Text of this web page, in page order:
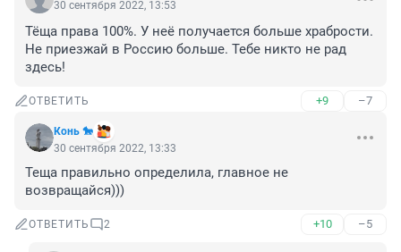
30 сентября 2022, 13:53
Тёща права 100%. У неё получается больше храбрости.
Не приезжай в Россию больше. Тебе никто не рад
здесь!
ОТВЕТИТЬ +9 –7
Конь 🐎
30 сентября 2022, 13:33
Теща правильно определила, главное не
возвращайся)))
ОТВЕТИТЬ 2 +10 –5